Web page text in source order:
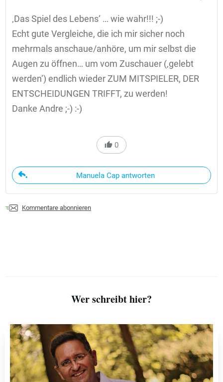
‚Das Spiel des Lebens‘ … wie wahr!!! ;-)
Echt gute Vergleiche, die ich mir sicher noch
mehrmals anschaue/anhöre, um mir selbst die
Augen zu öffnen… um vom Zuschauer (‚gelebt
werden‘) endlich wieder ZUM MITSPIELER, DER
ENTSCHEIDUNGEN TRIFFT, zu werden!
Danke Andre ;-) :-)
0
Manuela Cap antworten
Kommentare abonnieren
Wer schreibt hier?